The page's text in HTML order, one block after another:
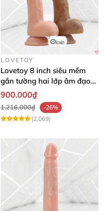
LOVETOY
Lovetoy 8 inch siêu mềm
gắn tường hai lớp âm đạo
giả chuẩn y tế
900.000₫
1.216.000₫
-26%
(2,069)